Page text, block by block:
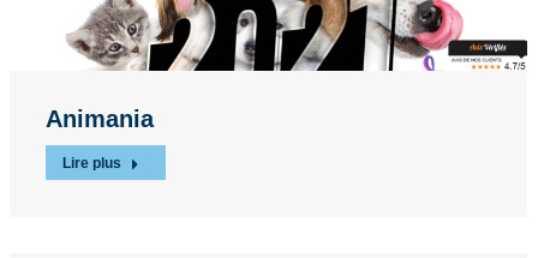
Animania
Lire plus